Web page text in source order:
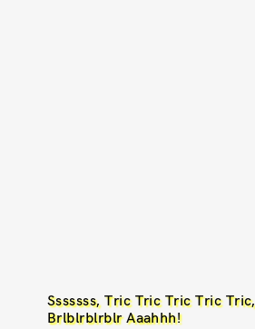
Sssssss, Tric Tric Tric Tric Tric,
Brlblrblrblr Aaahhh!